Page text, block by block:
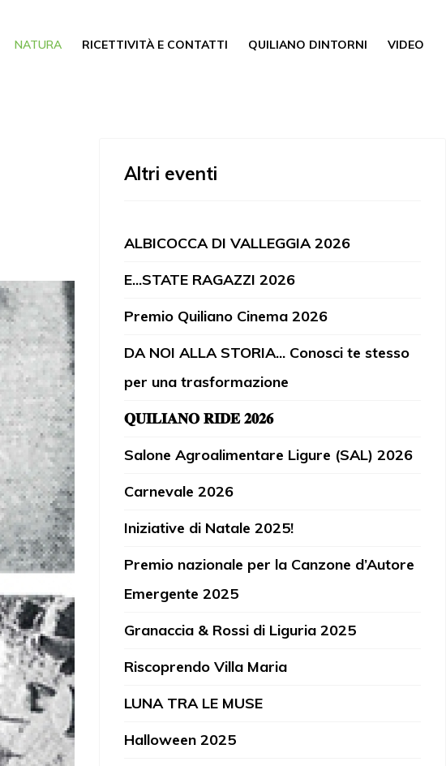
NATURA RICETTIVITÀ E CONTATTI QUILIANO DINTORNI VIDEO
Altri eventi
ALBICOCCA DI VALLEGGIA 2026
E...STATE RAGAZZI 2026
Premio Quiliano Cinema 2026
DA NOI ALLA STORIA... Conosci te stesso
per una trasformazione
𝐐𝐔𝐈𝐋𝐈𝐀𝐍𝐎 𝐑𝐈𝐃𝐄 𝟐𝟎𝟐𝟔
Salone Agroalimentare Ligure (SAL) 2026
Carnevale 2026
Iniziative di Natale 2025!
Premio nazionale per la Canzone d’Autore
Emergente 2025
Granaccia & Rossi di Liguria 2025
Riscoprendo Villa Maria
LUNA TRA LE MUSE
Halloween 2025